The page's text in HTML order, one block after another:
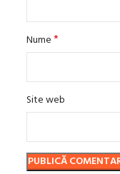
Nume*
Site web